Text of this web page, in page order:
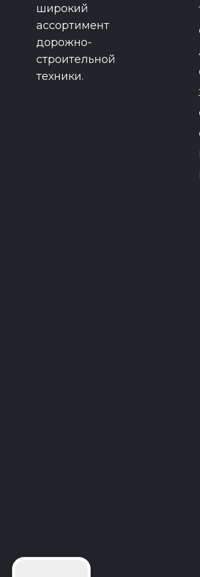
широкий
ассортимент
дорожно-
строительной
техники.